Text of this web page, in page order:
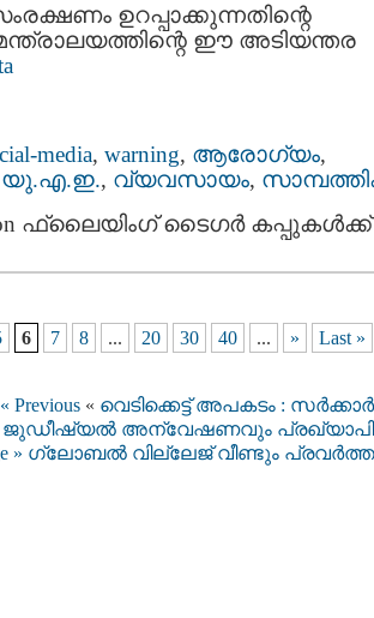
ഉറപ്പാക്കുന്നതിന്റെ
ഈ അടിയന്തര
media, warning, ആരോഗ്യം,
യു.എ.ഇ., വ്യവസായം,
ഫ്ലൈയിംഗ് ടൈഗർ കപ്പുകൾക്ക്
6 7 8 ... 20 30 40 ... » Last »
« Previous « വെടിക്കെട്ട് അപകടം : സർക്കാർ
അന്വേഷണവും
» ഗ്ലോബൽ വില്ലേജ് വീണ്ടും